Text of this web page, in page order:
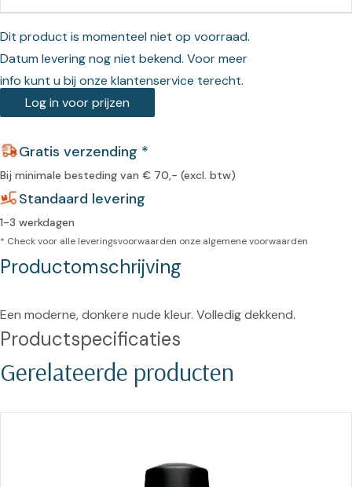
Dit product is momenteel niet op voorraad.
Datum levering nog niet bekend. Voor meer
info kunt u bij onze klantenservice terecht.
Log in voor prijzen
Gratis verzending *
Bij minimale besteding van € 70,- (excl. btw)
Standaard levering
1-3 werkdagen
* Check voor alle leveringsvoorwaarden onze algemene voorwaarden
Productomschrijving
Een moderne, donkere nude kleur. Volledig dekkend.
Productspecificaties
Gerelateerde producten